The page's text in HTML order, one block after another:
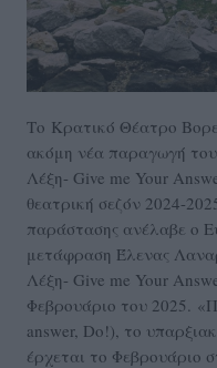
Το Κρατικό Θέατρο
ακόμη νέα παραγωγή
Λέξη- Give me Your
θεατρική σεζόν 2024-
παράστασης ανέλαβε ο
μετάφραση Έλενας
Λέξη- Give me Your
Φεβρουάριο του 2025.
answer, Do!), το
έρχεται το Φεβρουάριο